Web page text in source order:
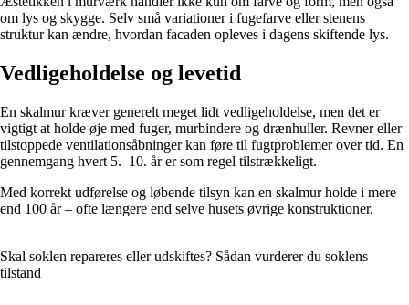
om lys og skygge. Selv små variationer i fugefarve eller stenens
struktur kan ændre, hvordan facaden opleves i dagens skiftende lys.
Vedligeholdelse og levetid
En skalmur kræver generelt meget lidt vedligeholdelse, men det er
vigtigt at holde øje med fuger, murbindere og drænhuller. Revner eller
tilstoppede ventilationsåbninger kan føre til fugtproblemer over tid. En
gennemgang hvert 5.–10. år er som regel tilstrækkeligt.
Med korrekt udførelse og løbende tilsyn kan en skalmur holde i mere
end 100 år – ofte længere end selve husets øvrige konstruktioner.
Skal soklen repareres eller udskiftes? Sådan vurderer du soklens
tilstand